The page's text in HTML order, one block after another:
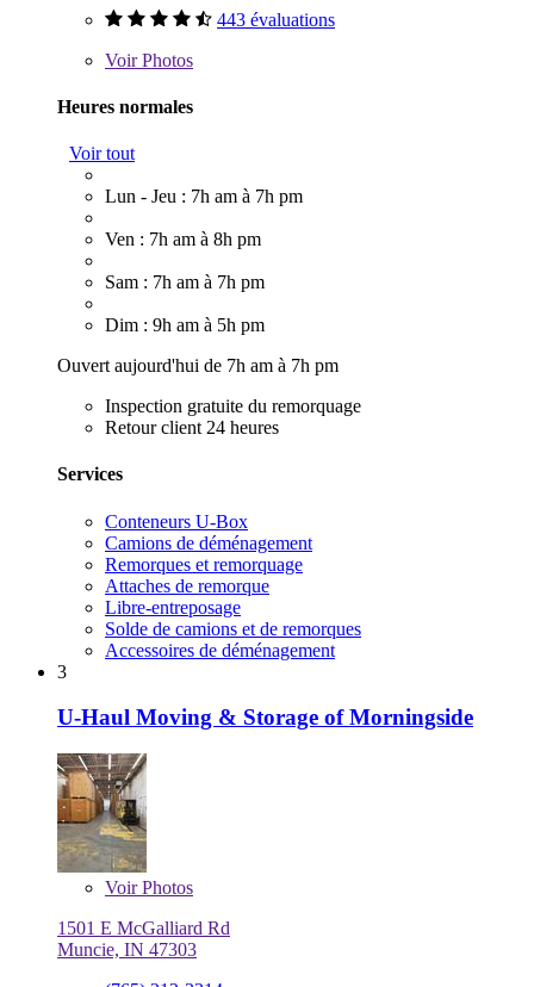
443 évaluations
VoirPhotos
Heures normales
Voir tout
Lun - Jeu : 7h am à 7h pm
Ven : 7h am à 8h pm
Sam : 7h am à 7h pm
Dim : 9h am à 5h pm
Ouvert aujourd'hui de 7h am à 7h pm
Inspection gratuite du remorquage
Retour client 24 heures
Services
Conteneurs U-Box
Camions de déménagement
Remorques et remorquage
Attaches de remorque
Libre-entreposage
Solde de camions et de remorques
Accessoires de déménagement
3
U-Haul Moving & Storage of Morningside
VoirPhotos
1501 E McGalliard Rd
Muncie, IN 47303